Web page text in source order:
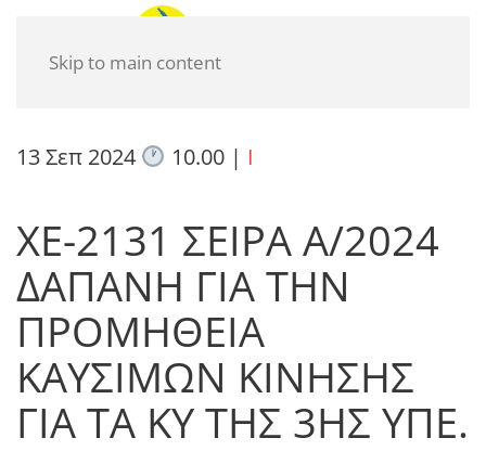
Skip to main content
13 Σεπ 2024 10.00| I
ΧΕ-2131 ΣΕΙΡΑ Α/2024
ΔΑΠΑΝΗ ΓΙΑ ΤΗΝ
ΠΡΟΜΗΘΕΙΑ
ΚΑΥΣΙΜΩΝ ΚΙΝΗΣΗΣ
ΓΙΑ ΤΑ ΚΥ ΤΗΣ 3ΗΣ ΥΠΕ.